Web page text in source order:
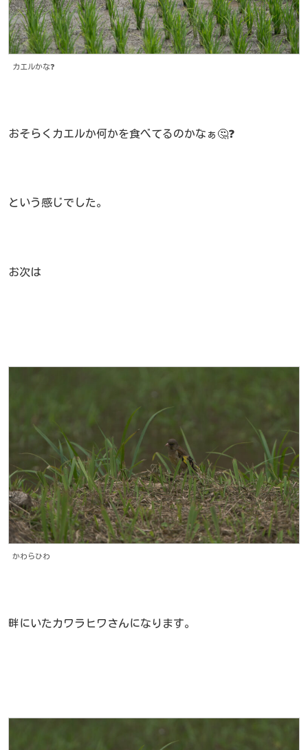
カエルかな❓
おそらくカエルか何かを食べてるのかなぁ🤔❓
という感じでした。
お次は
かわらひわ
畔にいたカワラヒワさんになります。